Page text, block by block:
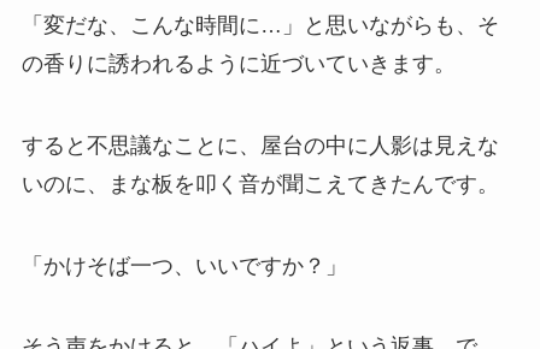
「変だな、こんな時間に…」と思いながらも、そ
の香りに誘われるように近づいていきます。
すると不思議なことに、屋台の中に人影は見えな
いのに、まな板を叩く音が聞こえてきたんです。
「かけそば一つ、いいですか？」